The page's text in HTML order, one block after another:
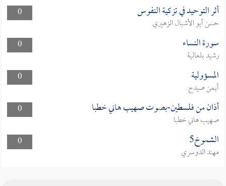
0
أثر التوحيد في تزكية النفوس
حسن أبو الأشبال الزهيري
0
سورة النساء
رشيد بلعالية
0
المسؤولية
أيمن صيدح
0
أذان من فلسطين-بصوت صهيب هاني خطبا
صهيب هاني خطبا
0
الشموخ5
مهند الدوسري